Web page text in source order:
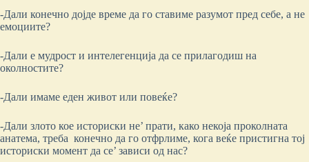
-Дали конечно дојде време да го ставиме разумот пред себе, а не
емоциите?
-Дали е мудрост и интелегенција да се прилагодиш на
околностите?
-Дали имаме еден живот или повеќе?
-Дали злото кое историски не’ прати, како некоја проколната
анатема, треба конечно да го отфрлиме, кога веќе пристигна тој
историски момент да се’ зависи од нас?